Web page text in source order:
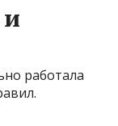
работала